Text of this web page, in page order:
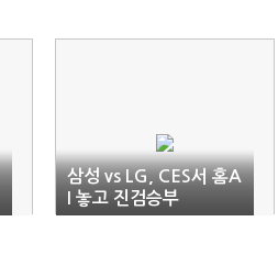
삼성 vs LG, CES서 홈A
I 놓고 진검승부